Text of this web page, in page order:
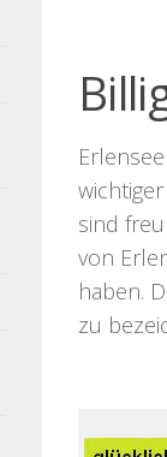
sind
von
haben.
zu